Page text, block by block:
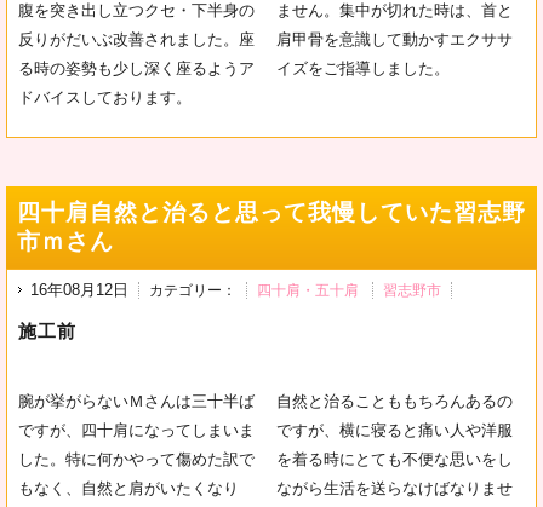
腹を突き出し立つクセ・下半身の
反りがだいぶ改善されました。座
る時の姿勢も少し深く座るようア
ドバイスしております。
ません。集中が切れた時は、首と
肩甲骨を意識して動かすエクササ
イズをご指導しました。
四十肩自然と治ると思って我慢していた習志野
市ｍさん
16年08月12日 カテゴリー： 四十肩・五十肩 習志野市
施工前
腕が挙がらないＭさんは三十半ば
ですが、四十肩になってしまいま
した。特に何かやって傷めた訳で
もなく、自然と肩がいたくなり
自然と治ることももちろんあるの
ですが、横に寝ると痛い人や洋服
を着る時にとても不便な思いをし
ながら生活を送らなけばなりませ